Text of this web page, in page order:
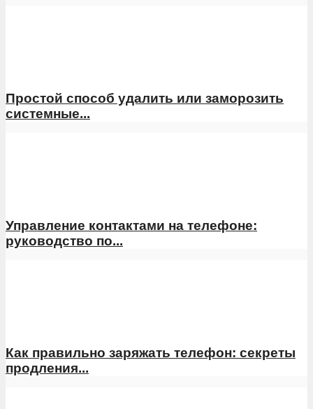
Простой способ удалить или заморозить
системные...
Управление контактами на телефоне:
руководство по...
Как правильно заряжать телефон: секреты
продления...